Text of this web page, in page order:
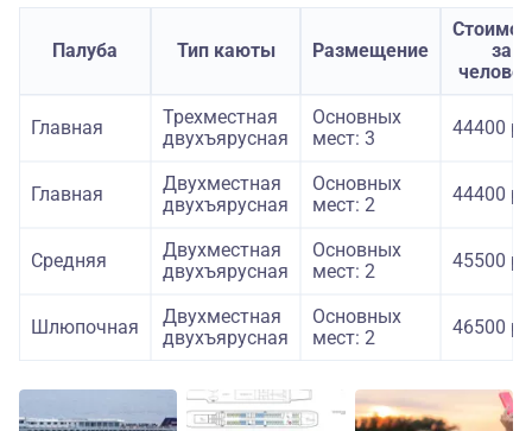
Палуба Тип каюты Размещение
за
Главная
Трехместная
двухъярусная
Основных
мест: 3
44400
Главная
Двухместная
двухъярусная
Основных
мест: 2
44400
Средняя
Двухместная
двухъярусная
Основных
мест: 2
45500
Шлюпочная
Двухместная
двухъярусная
Основных
мест: 2
46500